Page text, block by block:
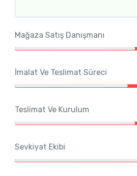
Mağaza Satış Danışmanı
İmalat Ve Teslimat Süreci
Teslimat Ve Kurulum
Sevkiyat Ekibi